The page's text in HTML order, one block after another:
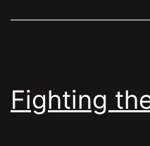
Fighting